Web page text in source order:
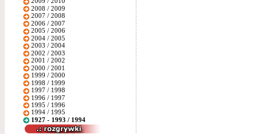
2008 / 2009
2007 / 2008
2006 / 2007
2005 / 2006
2004 / 2005
2003 / 2004
2002 / 2003
2001 / 2002
2000 / 2001
1999 / 2000
1998 / 1999
1997 / 1998
1996 / 1997
1995 / 1996
1994 / 1995
1927 - 1993 / 1994